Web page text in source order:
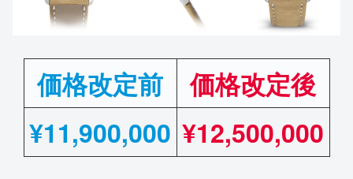
価格改定前
価格改定後
¥11,900,000 ¥12,500,000